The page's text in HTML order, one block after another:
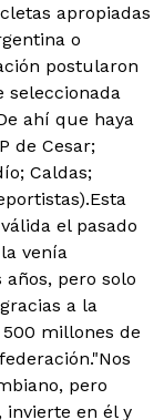
apropiadas
o
postularon
seleccionada
ahí que haya
de Cesar;
Caldas;
Esta
el pasado
venía
pero solo
a la
millones de
pero
invierte en él y